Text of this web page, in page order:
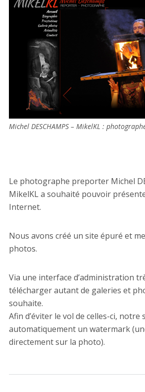
Michel DESCHAMPS – MikelKL :
Le photographe preporter Michel
MikelKL a souhaité pouvoir
Internet.
Nous avons créé un site épuré et
photos.
Via une interface d’administration
télécharger autant de galeries et
souhaite.
Afin d’éviter le vol de celles-ci, notre
automatiquement un watermark
directement sur la photo).